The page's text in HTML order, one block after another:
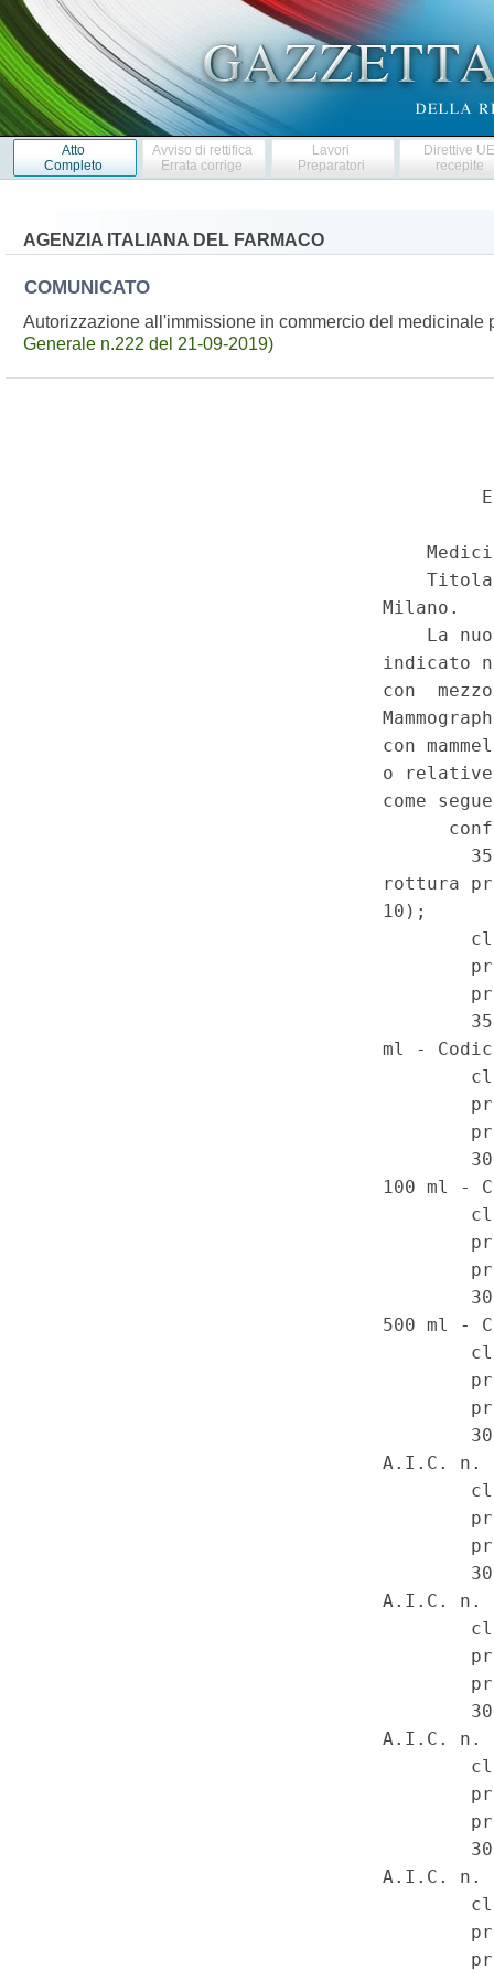
Atto
Completo
Avviso di rettifica
Errata corrige
Lavori
Preparatori
Direttive
recepite
AGENZIA ITALIANA DEL FARMACO
COMUNICATO
Autorizzazione all'immissione in commercio del
Generale n.222 del 21-09-2019)